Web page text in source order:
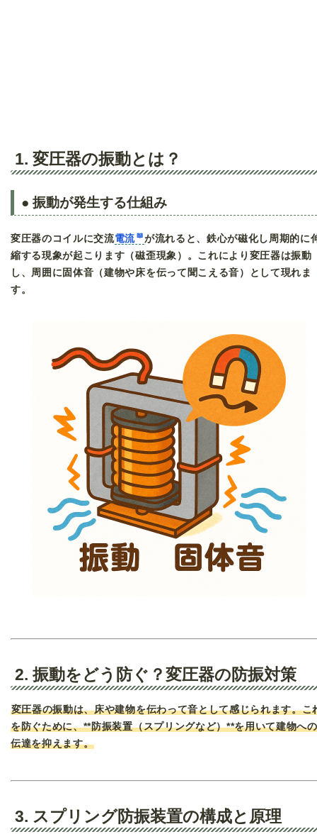
1. 変圧器の振動とは？
● 振動が発生する仕組み
変圧器のコイルに交流電流
が流れると、鉄心が磁化し周期的に
縮する現象が起こります（磁歪現象）。これにより変圧器は振動
し、周囲に固体音（建物や床を伝って聞こえる音）として現れま
す。
2. 振動をどう防ぐ？変圧器の防振対策
変圧器の振動は、床や建物を伝わって音として感じられます。こ
を防ぐために、**防振装置（スプリングなど）**を用いて建物への
伝達を抑えます。
3. スプリング防振装置の構成と原理